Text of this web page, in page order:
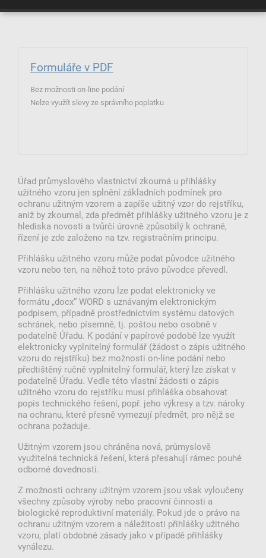
Formuláře v PDF
Bez možnosti on-line podání
Nelze využít slevy ze správního poplatku
Úřad průmyslového vlastnictví zkoumá u přihlášky
užitného vzoru jen splnění základních podmínek pro
ochranu užitným vzorem a zapíše užitný vzor do rejstříku,
aniž by zkoumal, zda předmět přihlášky užitného vzoru je z
hlediska novosti a tvůrčí úrovně způsobilý k ochraně,
řízení je zde založeno na tzv. registračním principu.
Přihlášku užitného vzoru může podat původce užitného
vzoru nebo ten, na něhož toto právo původce převedl.
Přihlášku užitného vzoru lze podat elektronicky ve
formátu „docx“ WORD s uznávaným elektronickým
podpisem, případně prostřednictvím systému datových
schránek, nebo písemně, tj. poštou nebo osobně v
podatelně Úřadu. K podání v papírové podobě lze využít
elektronicky vyplnitelný formulář (žádost o zápis užitného
vzoru do rejstříku) bez možnosti on-line podání nebo
předtištěný ručně vyplnitelný formulář, který lze získat v
podatelně Úřadu. Vedle této vlastní žádosti o zápis
užitného vzoru do rejstříku musí přihláška obsahovat
popis technického řešení, popř. jeho výkresy a tzv. nároky
na ochranu, které přesně vymezují předmět, pro nějž se
ochrana požaduje.
Užitným vzorem jsou chráněna nová, průmyslově
využitelná technická řešení, která přesahují rámec pouhé
odborné dovednosti.
Z možnosti ochrany užitným vzorem jsou však vyloučeny
všechny způsoby výroby nebo pracovní činnosti a
biologické reproduktivní materiály. Pokud jde o právo na
ochranu užitným vzorem a náležitosti přihlášky užitného
vzoru, platí obdobné zásady jako v případě přihlášky
vynálezu.